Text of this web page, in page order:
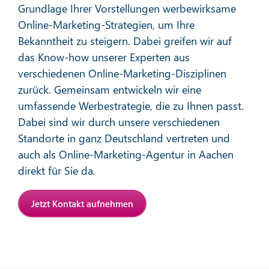
Affiliate-Marketing
Mehr erfahren
Grundlage Ihrer Vorstellungen werbewirksame
Online-Marketing-Strategien, um Ihre
Bekanntheit zu steigern. Dabei greifen wir auf
das Know-how unserer Experten aus
verschiedenen Online-Marketing-Disziplinen
zurück. Gemeinsam entwickeln wir eine
umfassende Werbestrategie, die zu Ihnen passt.
Dabei sind wir durch unsere verschiedenen
Standorte in ganz Deutschland vertreten und
auch als Online-Marketing-Agentur in Aachen
direkt für Sie da.
Jetzt Kontakt aufnehmen